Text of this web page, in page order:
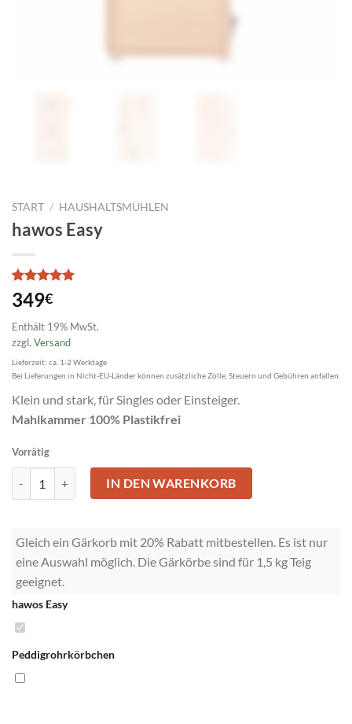
START / HAUSHALTSMÜHLEN
hawos Easy
Bewertet
mit5von
auf
1
Kundenbewertung
349€
Enthält 19% MwSt.
zzgl. Versand
Lieferzeit: ca. 1-2 Werktage
Bei Lieferungen in Nicht-EU-Länder können zusätzliche Zölle, Steuern und Gebühren anfallen.
Klein und stark, für Singles oder Einsteiger.
Mahlkammer 100% Plastikfrei
Vorrätig
IN DEN WARENKORB
Gleich ein Gärkorb mit 20% Rabatt mitbestellen. Es ist nur
eine Auswahl möglich. Die Gärkörbe sind für 1,5 kg Teig
geeignet.
hawos Easy
Peddigrohrkörbchen